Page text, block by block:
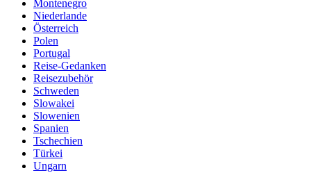
Montenegro
Niederlande
Österreich
Polen
Portugal
Reise-Gedanken
Reisezubehör
Schweden
Slowakei
Slowenien
Spanien
Tschechien
Türkei
Ungarn